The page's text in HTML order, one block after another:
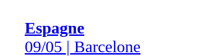
Espagne
09/05 | Barcelone